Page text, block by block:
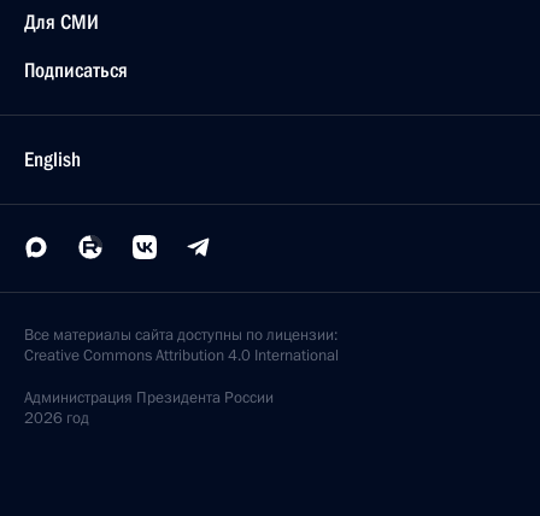
Для СМИ
Подписаться
English
Все материалы сайта доступны по лицензии:
Creative Commons Attribution 4.0 International
Администрация Президента России
2026 год